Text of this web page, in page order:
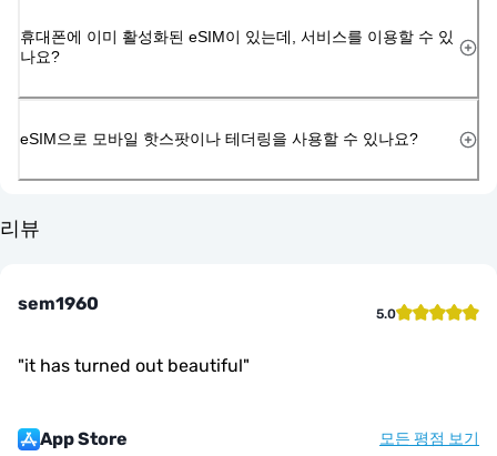
휴대폰에 이미 활성화된 eSIM이 있는데, 서비스를 이용할 수 있
나요?
eSIM으로 모바일 핫스팟이나 테더링을 사용할 수 있나요?
리뷰
sem1960 5.0
"it has turned out beautiful"
App Store 모든 평점 보기